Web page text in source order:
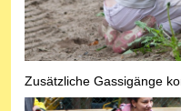
Zusätzliche Gassigänge